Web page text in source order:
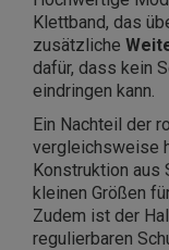
Klettband, das
zusätzliche
dafür, dass kein
eindringen kann.
Ein Nachteil der
vergleichsweise
Konstruktion aus
kleinen Größen
Zudem ist der
regulierbaren